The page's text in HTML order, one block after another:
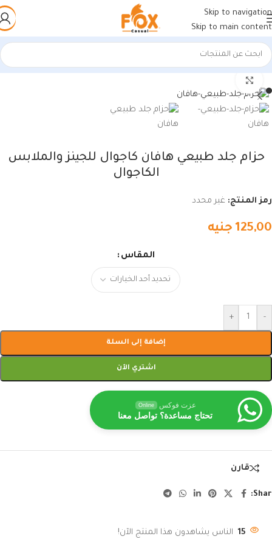
Skip to navigation
Skip to main content
الرئيسية/منتجات جلد طبيعي/أحزمة جلد طبيعي
حزام جلد طبيعي هافان كاجوال للجينز والملابس
الكاجوال
رمز المنتج: غير محدد
125,00 جنيه
المقاس
-
+
إضافة إلى السلة
اشتري الآن
عزت فوكس Online
تحتاج مساعدة؟ تواصل معنا
قارن
15 الناس يشاهدون هذا المنتج الآن!